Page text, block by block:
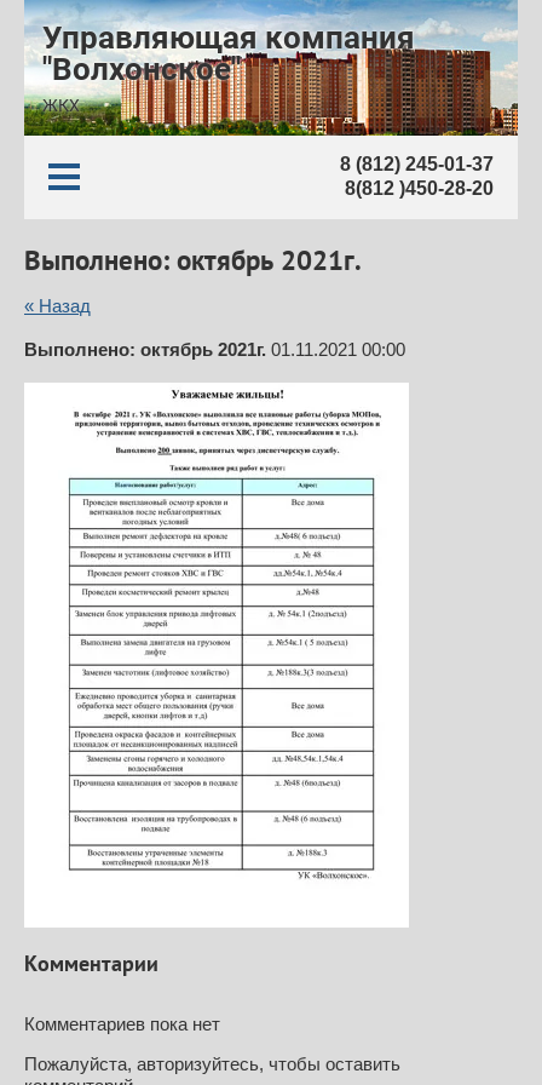
Управляющая компания
"Волхонское"
ЖКХ
8 (812) 245-01-37
8(812 )450-28-20
Выполнено: октябрь 2021г.
« Назад
Выполнено: октябрь 2021г. 01.11.2021 00:00
Комментарии
Комментариев пока нет
Пожалуйста, авторизуйтесь, чтобы оставить